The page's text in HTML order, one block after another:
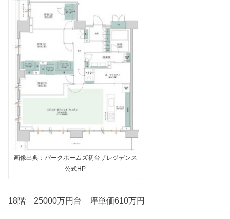
画像出典：パークホームズ初台ザレジデンス
公式HP
18階 25000万円台 坪単価610万円